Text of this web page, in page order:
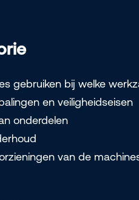
gebruiken bij welke
en veiligheidseisen
onderdelen
van de